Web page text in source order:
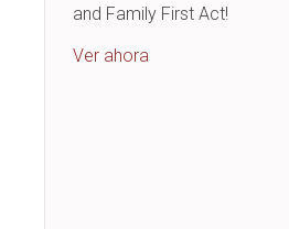
and Family First Act!
Ver ahora